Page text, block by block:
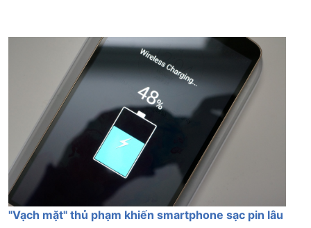
"Vạch mặt" thủ phạm khiến smartphone sạc pin lâu